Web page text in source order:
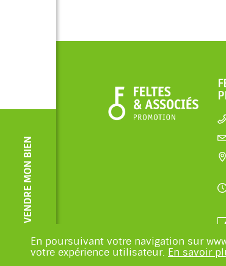
VENDRE MON BIEN
En poursuivant votre navigation sur
votre expérience utilisateur. En savoir